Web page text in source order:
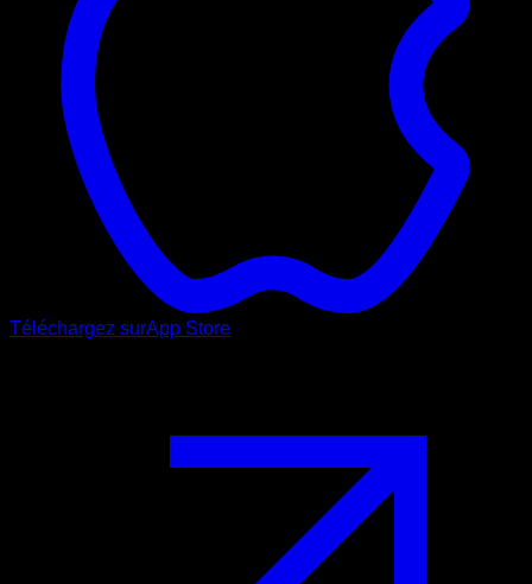
Téléchargez surApp Store